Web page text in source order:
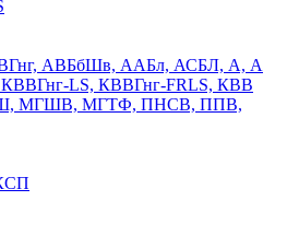
АВБбШв, ААБл, АСБЛ, А, А
LS, КВВГнг-FRLS, КВВ
МГШВ, МГТФ, ПНСВ, ППВ,